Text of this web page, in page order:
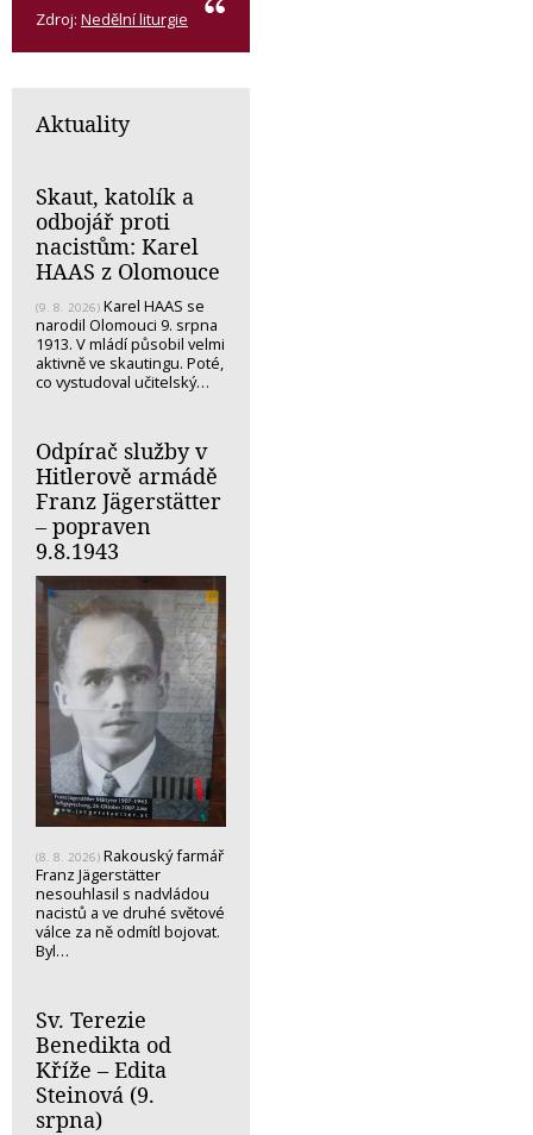
Zdroj: Nedělní liturgie
Aktuality
Skaut, katolík a
odbojář proti
nacistům: Karel
HAAS z Olomouce
(9. 8. 2026) Karel HAAS se
narodil Olomouci 9. srpna
1913. V mládí působil velmi
aktivně ve skautingu. Poté,
co vystudoval učitelský…
Odpírač služby v
Hitlerově armádě
Franz Jägerstätter
– popraven
9.8.1943
(8. 8. 2026) Rakouský farmář
Franz Jägerstätter
nesouhlasil s nadvládou
nacistů a ve druhé světové
válce za ně odmítl bojovat.
Byl…
Sv. Terezie
Benedikta od
Kříže – Edita
Steinová (9.
srpna)